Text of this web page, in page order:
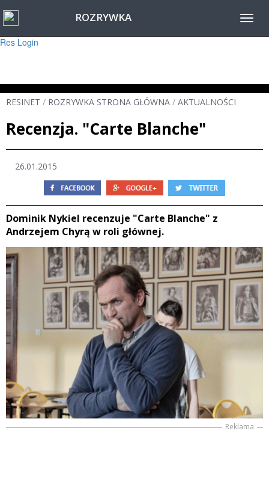
Warning
: session_start(): Failed to read session data: user (path: ) in
Res Login
ROZRYWKA
RESINET / ROZRYWKA STRONA GŁÓWNA / AKTUALNOŚCI
Recenzja. "Carte Blanche"
26.01.2015
Dominik Nykiel recenzuje "Carte Blanche" z
Andrzejem Chyrą w roli głównej.
Reklama